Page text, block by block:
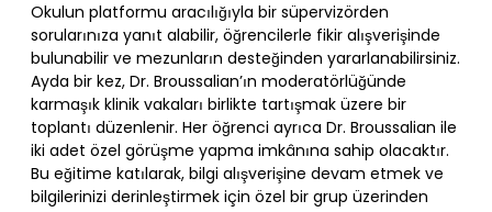
Okulun platformu aracılığıyla bir süpervizörden
sorularınıza yanıt alabilir, öğrencilerle fikir alışverişinde
bulunabilir ve mezunların desteğinden yararlanabilirsiniz.
Ayda bir kez, Dr. Broussalian’ın moderatörlüğünde
karmaşık klinik vakaları birlikte tartışmak üzere bir
toplantı düzenlenir. Her öğrenci ayrıca Dr. Broussalian ile
iki adet özel görüşme yapma imkânına sahip olacaktır.
Bu eğitime katılarak, bilgi alışverişine devam etmek ve
bilgilerinizi derinleştirmek için özel bir grup üzerinden